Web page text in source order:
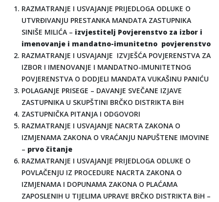
RAZMATRANJE I USVAJANJE PRIJEDLOGA ODLUKE O
UTVRĐIVANJU PRESTANKA MANDATA ZASTUPNIKA
SINIŠE MILIĆA – izvjestitelj Povjerenstvo za izbor i
imenovanje i mandatno-imunitetno povjerenstvo
RAZMATRANJE I USVAJANJE IZVJEŠĆA POVJERENSTVA ZA
IZBOR I IMENOVANJE I MANDATNO-IMUNITETNOG
POVJERENSTVA O DODJELI MANDATA VUKAŠINU PANIĆU
POLAGANJE PRISEGE – DAVANJE SVEČANE IZJAVE
ZASTUPNIKA U SKUPŠTINI BRČKO DISTRIKTA BiH
ZASTUPNIČKA PITANJA I ODGOVORI
RAZMATRANJE I USVAJANJE NACRTA ZAKONA O
IZMJENAMA ZAKONA O VRAĆANJU NAPUŠTENE IMOVINE
– prvo čitanje
RAZMATRANJE I USVAJANJE PRIJEDLOGA ODLUKE O
POVLAČENJU IZ PROCEDURE NACRTA ZAKONA O
IZMJENAMA I DOPUNAMA ZAKONA O PLAĆAMA
ZAPOSLENIH U TIJELIMA UPRAVE BRČKO DISTRIKTA BiH –